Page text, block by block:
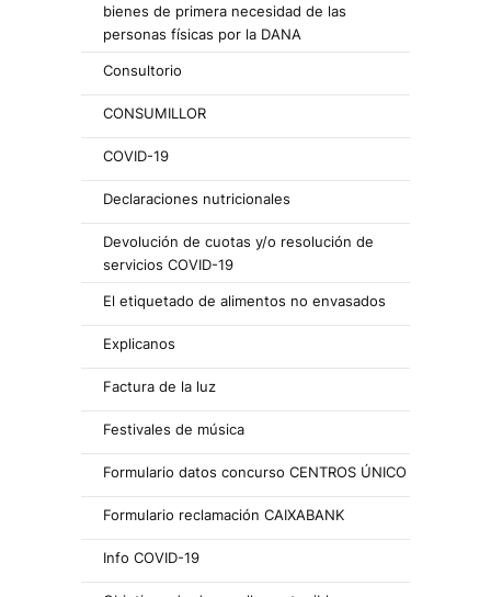
bienes de primera necesidad de las
personas físicas por la DANA
Consultorio
CONSUMILLOR
COVID-19
Declaraciones nutricionales
Devolución de cuotas y/o resolución de
servicios COVID-19
El etiquetado de alimentos no envasados
Explicanos
Factura de la luz
Festivales de música
Formulario datos concurso CENTROS ÚNICO
Formulario reclamación CAIXABANK
Info COVID-19